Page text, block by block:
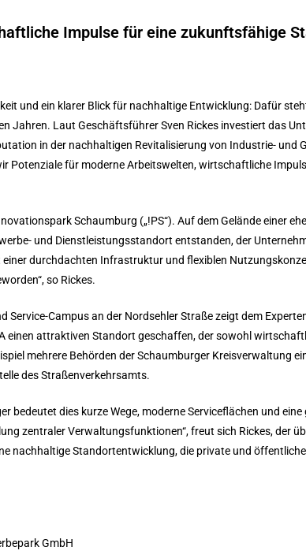
Impulse für eine zukunftsfähige
und ein klarer Blick für nachhaltige Entwicklung: Dafür
Jahren. Laut Geschäftsführer Sven Rickes investiert das
in der nachhaltigen Revitalisierung von Industrie- und
Potenziale für moderne Arbeitswelten, wirtschaftliche
Schaumburg („!PS“). Auf dem Gelände einer
und Dienstleistungsstandort entstanden, der
durchdachten Infrastruktur und flexiblen
so Rickes.
Service-Campus an der Nordsehler Straße zeigt dem
einen attraktiven Standort geschaffen, der sowohl
mehrere Behörden der Schaumburger Kreisverwaltung
des Straßenverkehrsamts.
bedeutet dies kurze Wege, moderne Serviceflächen und
zentraler Verwaltungsfunktionen“, freut sich Rickes, der
nachhaltige Standortentwicklung, die private und
GmbH